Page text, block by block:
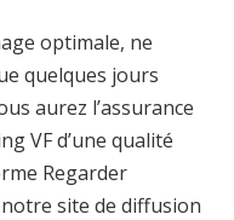
optimale, ne
quelques jours
aurez l’assurance
VF d’une qualité
Regarder
site de diffusion